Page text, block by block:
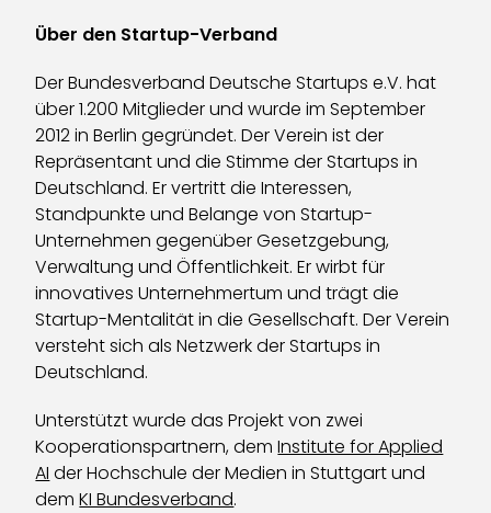
Über den Startup-Verband
Der Bundesverband Deutsche Startups e.V. hat
über 1.200 Mitglieder und wurde im September
2012 in Berlin gegründet. Der Verein ist der
Repräsentant und die Stimme der Startups in
Deutschland. Er vertritt die Interessen,
Standpunkte und Belange von Startup-
Unternehmen gegenüber Gesetzgebung,
Verwaltung und Öffentlichkeit. Er wirbt für
innovatives Unternehmertum und trägt die
Startup-Mentalität in die Gesellschaft. Der Verein
versteht sich als Netzwerk der Startups in
Deutschland.
Unterstützt wurde das Projekt von zwei
Kooperationspartnern, demInstitute for Applied
AI der Hochschule der Medien in Stuttgart und
demKI Bundesverband.